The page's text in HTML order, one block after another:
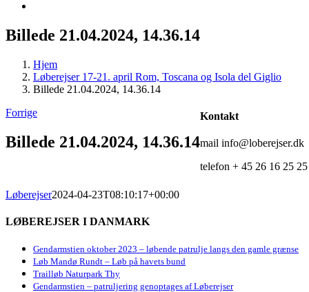
Billede 21.04.2024, 14.36.14
Hjem
Løberejser 17-21. april Rom, Toscana og Isola del Giglio
Billede 21.04.2024, 14.36.14
Forrige
Billede 21.04.2024, 14.36.14
Løberejser2024-04-23T08:10:17+00:00
LØBEREJSER I DANMARK
Gendarmstien oktober 2023 – løbende patrulje langs den gamle grænse
Løb Mandø Rundt – Løb på havets bund
Trailløb Naturpark Thy
Gendarmstien – patruljering genoptages af Løberejser
Kontakt
mail info@loberejser.dk
telefon + 45 26 16 25 25